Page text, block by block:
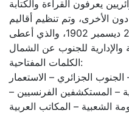
يعرفون القراءة والكتابة
الأخرى، وتم تنظيم أقاليم
الجنوب بموجب قانون 24 ديسمبر 1902، والذي أعطى
والإدارية للجنوب عن الشمال
الكلمات المفتاحية:
الجنوب الجزائري – الاستعمار
– المستكشفين الفرنسيين –
الشعبية – المكاتب العربية